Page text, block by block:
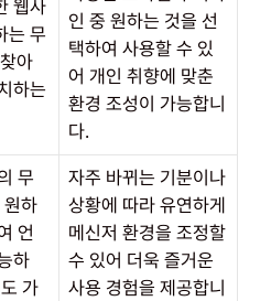
웹사
는 무
하는
인 중 원하는 것을 선
택하여 사용할 수 있
어 개인 취향에 맞춘
환경 조성이 가능합니
다.
무
언
하
가
자주 바뀌는 기분이나
상황에 따라 유연하게
메신저 환경을 조정할
수 있어 더욱 즐거운
사용 경험을 제공합니